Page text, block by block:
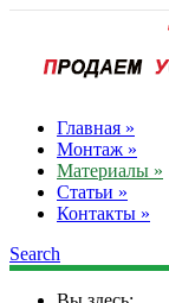
Главная »
Монтаж »
Материалы »
Статьи »
Контакты »
Search